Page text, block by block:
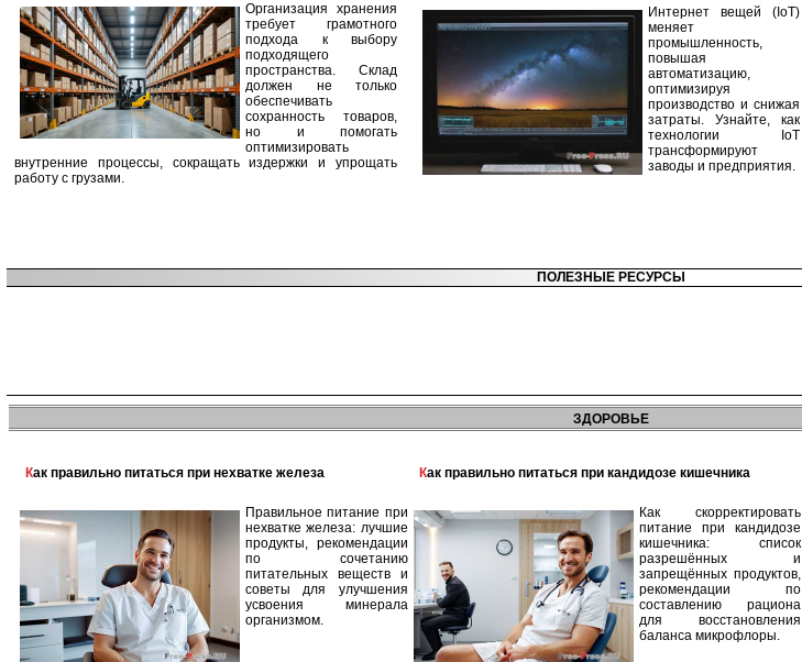
Организация хранения
требует грамотного
подхода к выбору
подходящего
пространства. Склад
должен не только
обеспечивать
сохранность товаров,
но и помогать
оптимизировать
внутренние процессы, сокращать издержки и упрощать
работу с грузами.
Интернет вещей (IoT)
меняет
промышленность,
повышая
автоматизацию,
оптимизируя
производство и снижая
затраты. Узнайте, как
технологии IoT
трансформируют
заводы и предприятия.
ПОЛЕЗНЫЕ РЕСУРСЫ
ЗДОРОВЬЕ
Как правильно питаться при нехватке железа
Правильное питание при
нехватке железа: лучшие
продукты, рекомендации
по сочетанию
питательных веществ и
советы для улучшения
усвоения минерала
организмом.
Как правильно питаться при кандидозе кишечника
Как скорректировать
питание при кандидозе
кишечника: список
разрешённых и
запрещённых продуктов,
рекомендации по
составлению рациона
для восстановления
баланса микрофлоры.